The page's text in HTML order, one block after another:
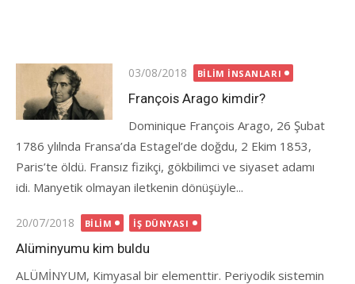
Posted
on
03/08/2018 BILIM İNSANLARI
François Arago kimdir?
Dominique François Arago, 26 Şubat
1786 ylılnda Fransa’da Estagel’de doğdu, 2 Ekim 1853,
Paris’te öldü. Fransız fizikçi, gökbilimci ve siyaset adamı
idi. Manyetik olmayan iletkenin dönüşüyle...
Posted
on
20/07/2018 BILIM İŞ DÜNYASI
Alüminyumu kim buldu
ALÜMİNYUM, Kimyasal bir ele­menttir. Periyodik sistemin